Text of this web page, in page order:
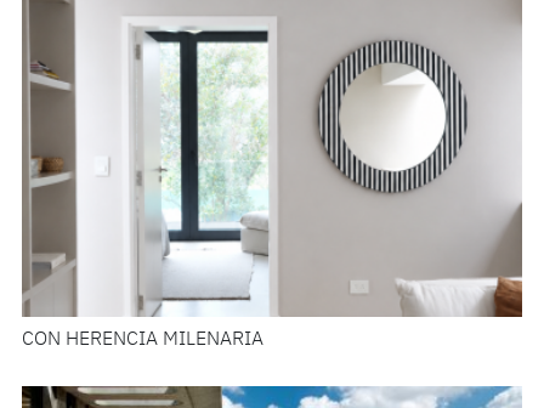
CON HERENCIA MILENARIA